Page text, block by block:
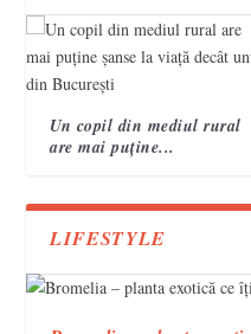
vascular cerebral 2
încheie a treia ediție.
Un copil din mediul rural
are mai puține...
LIFESTYLE